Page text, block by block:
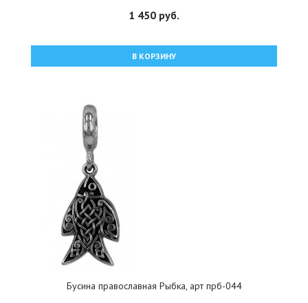
1 450 руб.
В КОРЗИНУ
Бусина православная Рыбка, арт прб-044